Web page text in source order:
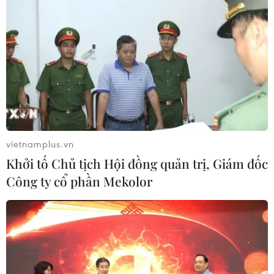
Việt Nam đặt mục tiêu
giành 3 điểm ngay trên sân
Indonesia'
02/08/2026 13:04
Cục diện ASEAN Cup 2026:
Kịch bản đưa đội tuyển
Việt Nam vào bán kết
02/08/2026 02:56
Đội tuyển Futsal Việt Nam
gây bất ngờ trước đội xếp
hạng 7 thế giới
01/08/2026 14:55
Xem trực tiếp trận Thái
Lan-Malaysia tại ASEAN
Cup 2026 trên kênh nào?
01/08/2026 08:41
vietnamplus.vn
Khởi tố Chủ tịch Hội đồng quản trị, Giám đốc
Công ty cổ phần Mekolor